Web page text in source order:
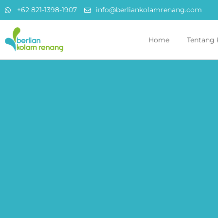
+62 821-1398-1907 info@berliankolamrenang.com
Home Tentang